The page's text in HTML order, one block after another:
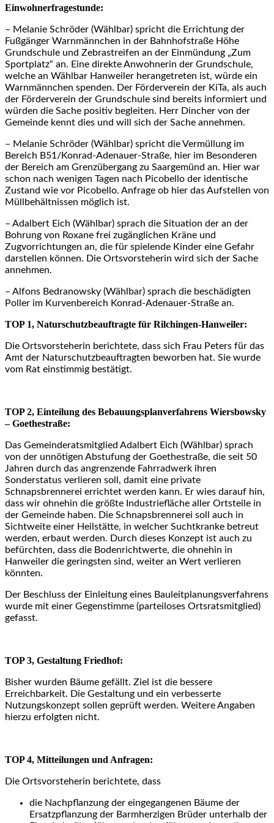
Einwohnerfragestunde:
– Melanie Schröder (Wählbar) spricht die Errichtung der
Fußgänger Warnmännchen in der Bahnhofstraße Höhe
Grundschule und Zebrastreifen an der Einmündung „Zum
Sportplatz“ an. Eine direkte Anwohnerin der Grundschule,
welche an Wählbar Hanweiler herangetreten ist, würde ein
Warnmännchen spenden. Der Förderverein der KiTa, als auch
der Förderverein der Grundschule sind bereits informiert und
würden die Sache positiv begleiten. Herr Dincher von der
Gemeinde kennt dies und will sich der Sache annehmen.
– Melanie Schröder (Wählbar) spricht die Vermüllung im
Bereich B51/Konrad-Adenauer-Straße, hier im Besonderen
der Bereich am Grenzübergang zu Saargemünd an. Hier war
schon nach wenigen Tagen nach Picobello der identische
Zustand wie vor Picobello. Anfrage ob hier das Aufstellen von
Müllbehältnissen möglich ist.
– Adalbert Eich (Wählbar) sprach die Situation der an der
Bohrung von Roxane frei zugänglichen Kräne und
Zugvorrichtungen an, die für spielende Kinder eine Gefahr
darstellen können. Die Ortsvorsteherin wird sich der Sache
annehmen.
– Alfons Bedranowsky (Wählbar) sprach die beschädigten
Poller im Kurvenbereich Konrad-Adenauer-Straße an.
TOP 1, Naturschutzbeauftragte für Rilchingen-Hanweiler:
Die Ortsvorsteherin berichtete, dass sich Frau Peters für das
Amt der Naturschutzbeauftragten beworben hat. Sie wurde
vom Rat einstimmig bestätigt.
TOP 2, Einteilung des Bebauungsplanverfahrens Wiersbowsky
– Goethestraße:
Das Gemeinderatsmitglied Adalbert Eich (Wählbar) sprach
von der unnötigen Abstufung der Goethestraße, die seit 50
Jahren durch das angrenzende Fahrradwerk ihren
Sonderstatus verlieren soll, damit eine private
Schnapsbrennerei errichtet werden kann. Er wies darauf hin,
dass wir ohnehin die größte Industriefläche aller Ortsteile in
der Gemeinde haben. Die Schnapsbrennerei soll auch in
Sichtweite einer Heilstätte, in welcher Suchtkranke betreut
werden, erbaut werden. Durch dieses Konzept ist auch zu
befürchten, dass die Bodenrichtwerte, die ohnehin in
Hanweiler die geringsten sind, weiter an Wert verlieren
könnten.
Der Beschluss der Einleitung eines Bauleitplanungsverfahrens
wurde mit einer Gegenstimme (parteiloses Ortsratsmitglied)
gefasst.
TOP 3, Gestaltung Friedhof:
Bisher wurden Bäume gefällt. Ziel ist die bessere
Erreichbarkeit. Die Gestaltung und ein verbesserte
Nutzungskonzept sollen geprüft werden. Weitere Angaben
hierzu erfolgten nicht.
TOP 4, Mitteilungen und Anfragen:
Die Ortsvorsteherin berichtete, dass
die Nachpflanzung der eingegangenen Bäume der
Ersatzpflanzung der Barmherzigen Brüder unterhalb der